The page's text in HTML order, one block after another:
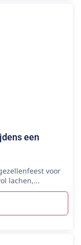
een
voor
lachen,...